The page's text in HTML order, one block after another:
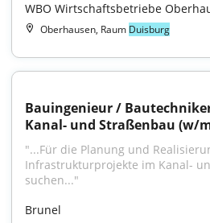
WBO Wirtschaftsbetriebe
Oberhausen, Raum Duisburg
Bauingenieur /
Kanal- und Straßenbau (w/
"...Für die Planung und
Infrastrukturprojekte im Kanal-
suchen..."
Brunel